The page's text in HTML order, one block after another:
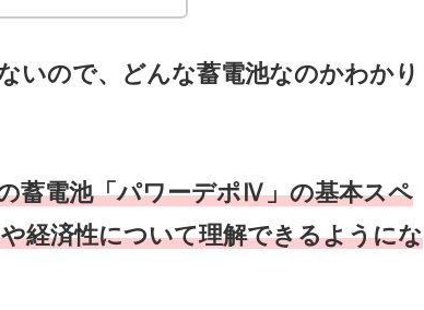
いので、どんな蓄電池なのかわかり
蓄電池「パワーデポⅣ」の基本スペ
経済性について理解できるようにな